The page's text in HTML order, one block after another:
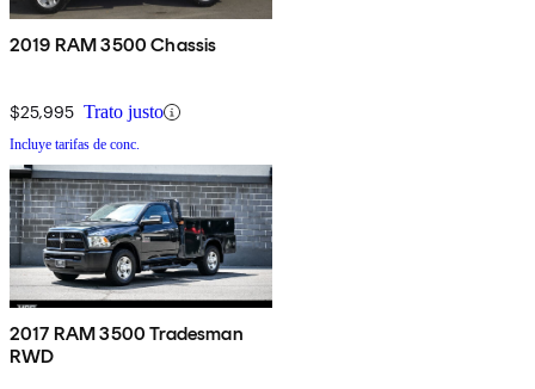
2019 RAM 3500 Chassis
$25,995 Trato justo
Incluye tarifas de conc.
2017 RAM 3500 Tradesman
RWD